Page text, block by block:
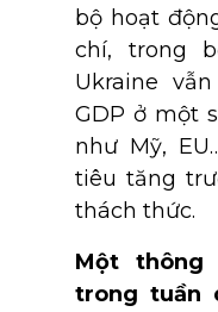
bộ hoạt
chí, trong
Ukraine
GDP ở một
như Mỹ,
tiêu tăng
thách thức.
Một thông
trong tuần